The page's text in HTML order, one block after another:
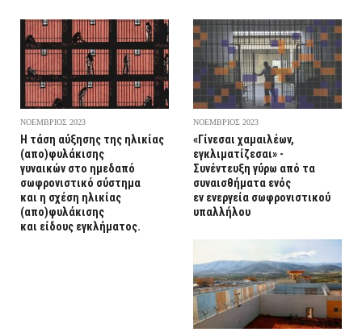
ΝΟΕΜΒΡΙΟΣ 2023
Η τάση αύξησης της ηλικίας
(απο)φυλάκισης
γυναικών στο ημεδαπό
σωφρονιστικό σύστημα
και η σχέση ηλικίας
(απο)φυλάκισης
και είδους εγκλήματος.
ΝΟΕΜΒΡΙΟΣ 2023
«Γίνεσαι χαμαιλέων,
εγκλιματίζεσαι» -
Συνέντευξη γύρω από τα
συναισθήματα ενός
εν ενεργεία σωφρονιστικού
υπαλλήλου